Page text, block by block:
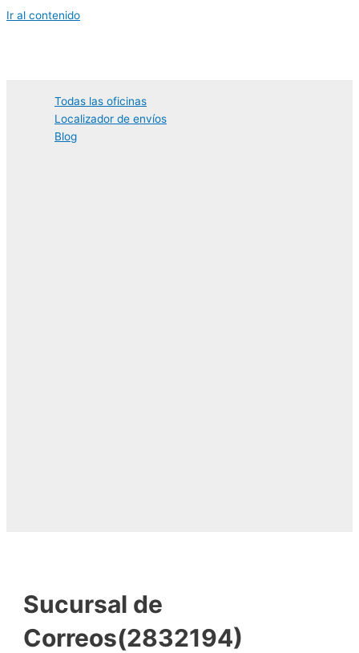
Ir al contenido
Todas las oficinas
Localizador de envíos
Blog
Sucursal de
Correos(2832194)